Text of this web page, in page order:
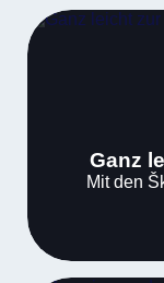
Ganz
Mit den